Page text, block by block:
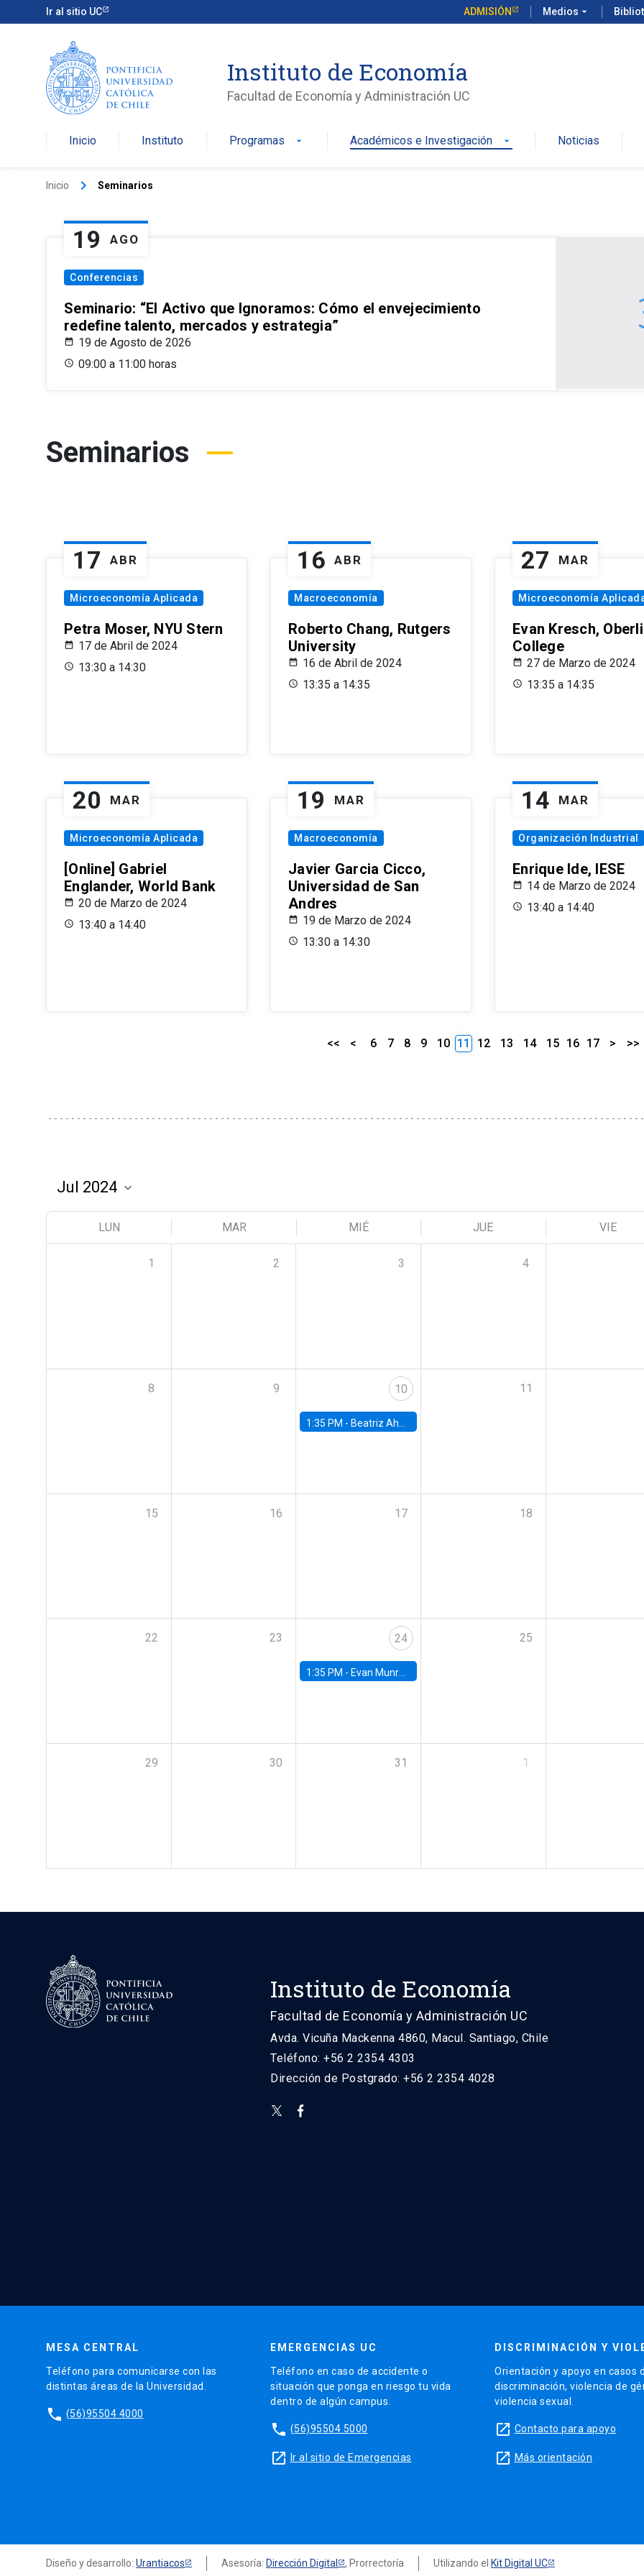
Ir al sitio UC ADMISIÓN Medios arrow_drop_down
Instituto de Economía
Facultad de Economía y Administración UC
Inicio Instituto Programas arrow_drop_down Académicos e Investigación arrow_drop_down Noticias
Inicio keyboard_arrow_right Seminarios
19 AGO
Conferencias
Seminario: “El Activo que Ignoramos: Cómo el envejecimiento
redefine talento, mercados y estrategia”
19 de Agosto de 2026
09:00 a 11:00 horas
Seminarios
17 ABR
Microeconomía Aplicada
Petra Moser, NYU Stern
17 de Abril de 2024
13:30 a 14:30
16 ABR
Macroeconomía
Roberto Chang, Rutgers
University
16 de Abril de 2024
13:35 a 14:35
27 MAR
Microeconomía
Evan Kresch,
College
27 de Marzo de 2024
13:35 a 14:35
20 MAR
Microeconomía Aplicada
[Online] Gabriel
Englander, World Bank
20 de Marzo de 2024
13:40 a 14:40
19 MAR
Macroeconomía
Javier Garcia Cicco,
Universidad de San
Andres
19 de Marzo de 2024
13:30 a 14:30
14 MAR
Organización Industrial
Enrique Ide, IESE
14 de Marzo de 2024
13:40 a 14:40
<< < 6 7 8 9 10 11 12 13 14 15 16 17 > >>
LUN MAR MIÉ JUE VIE
1 2 3 4
8 9 10
1:35 PM - Beatriz Ahumada, PhD candidate, Universidad de Pittsburgh
11
15 16 17 18
22 23 24
1:35 PM - Evan Munro, Neyman Visiting Assistant Professor in the Department of Statistics at UC Berkeley
25
29 30 31 1
Instituto de Economía
Facultad de Economía y Administración UC
Avda. Vicuña Mackenna 4860, Macul. Santiago, Chile
Teléfono: +56 2 2354 4303
Dirección de Postgrado: +56 2 2354 4028
MESA CENTRAL
Teléfono para comunicarse con las
distintas áreas de la Universidad.
phone (56)95504 4000
EMERGENCIAS UC
Teléfono en caso de accidente o
situación que ponga en riesgo tu vida
dentro de algún campus.
phone (56)95504 5000
launch Ir al sitio de Emergencias
DISCRIMINACIÓN Y
Orientación y apoyo en casos
discriminación, violencia de
violencia sexual.
launch Contacto para apoyo
launch Más orientación
Diseño y desarrollo: Urantiacos Asesoría: Dirección Digital , Prorrectoría Utilizando el Kit Digital UC